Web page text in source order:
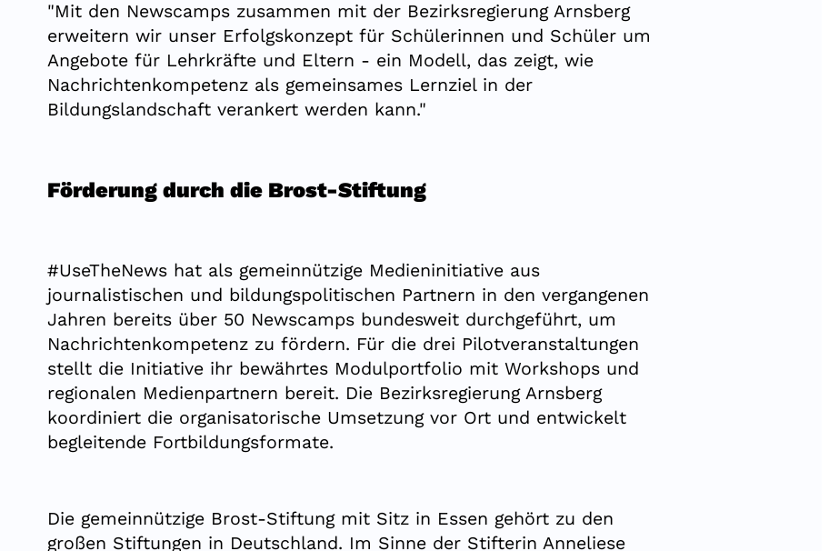
"Mit den Newscamps zusammen mit der Bezirksregierung Arnsberg
erweitern wir unser Erfolgskonzept für Schülerinnen und Schüler um
Angebote für Lehrkräfte und Eltern - ein Modell, das zeigt, wie
Nachrichtenkompetenz als gemeinsames Lernziel in der
Bildungslandschaft verankert werden kann."
Förderung durch die Brost-Stiftung
#UseTheNews hat als gemeinnützige Medieninitiative aus
journalistischen und bildungspolitischen Partnern in den vergangenen
Jahren bereits über 50 Newscamps bundesweit durchgeführt, um
Nachrichtenkompetenz zu fördern. Für die drei Pilotveranstaltungen
stellt die Initiative ihr bewährtes Modulportfolio mit Workshops und
regionalen Medienpartnern bereit. Die Bezirksregierung Arnsberg
koordiniert die organisatorische Umsetzung vor Ort und entwickelt
begleitende Fortbildungsformate.
Die gemeinnützige Brost-Stiftung mit Sitz in Essen gehört zu den
großen Stiftungen in Deutschland. Im Sinne der Stifterin Anneliese